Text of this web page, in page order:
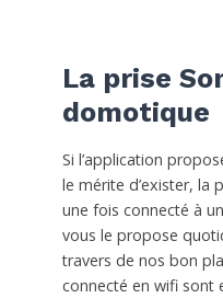
La prise
domotique
Si l’application
le mérite d’exister, la
une fois connecté à un
vous le propose
travers de nos bon
connecté en wifi sont